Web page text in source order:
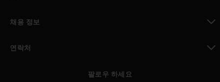
채용 정보
연락처
팔로우 하세요